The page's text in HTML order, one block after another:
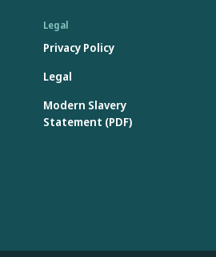
Legal
Privacy Policy
Legal
Modern Slavery
Statement (PDF)